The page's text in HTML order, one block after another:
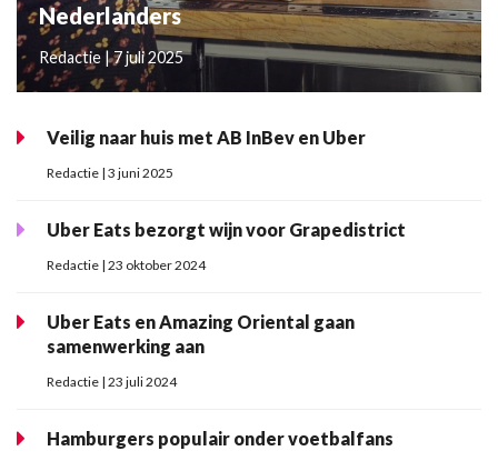
Nederlanders
Redactie | 7 juli 2025
Veilig naar huis met AB InBev en Uber
Redactie | 3 juni 2025
Uber Eats bezorgt wijn voor Grapedistrict
Redactie | 23 oktober 2024
Uber Eats en Amazing Oriental gaan
samenwerking aan
Redactie | 23 juli 2024
Hamburgers populair onder voetbalfans